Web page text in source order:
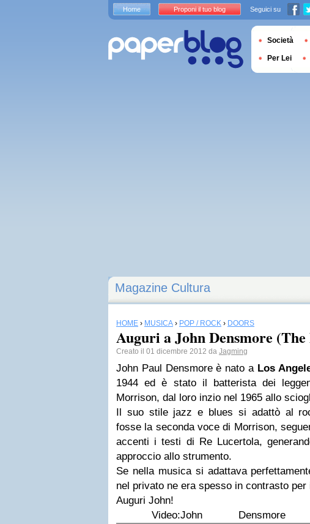
Magazine Cultura
HOME › MUSICA › POP / ROCK › DOORS
Auguri a John Densmore (The
Creato il 01 dicembre 2012 da Jagming
John Paul Densmore è nato a Los
1944 ed è stato il batterista dei
Morrison, dal loro inzio nel 1965 allo
Il suo stile jazz e blues si adattò al
fosse la seconda voce di Morrison,
accenti i testi di Re Lucertola,
approccio allo strumento.
Se nella musica si adattava
nel privato ne era spesso in contrasto
Auguri John!
Video:John
Home Proponi il tuo blog Seguici su
Società
Per Lei